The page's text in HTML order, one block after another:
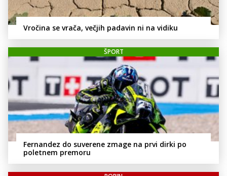
Vročina se vrača, večjih padavin ni na vidiku
ŠPORT
Fernandez do suverene zmage na prvi dirki po
poletnem premoru